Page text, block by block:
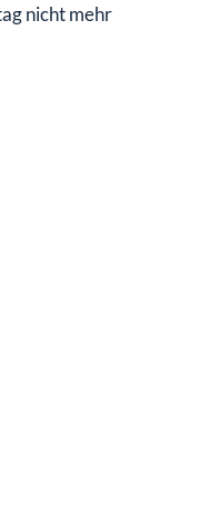
nicht mehr